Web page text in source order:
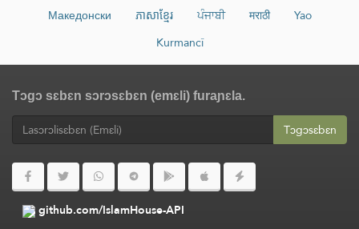
Македонски
ភាសាខ្មែរ ਪੰਜਾਬੀ मराठी
Yao
Kurmancî
Tɔgɔ sɛbɛn sɔrɔsɛbɛn (emɛli) furaɲɛla.
Tɔgɔsɛbɛn
github.com/IslamHouse-API